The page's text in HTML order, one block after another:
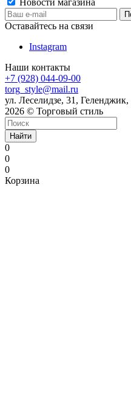
Новости магазина
Оставайтесь на связи
Instagram
Наши контакты
+7 (928) 044-09-00
torg_style@mail.ru
ул. Леселидзе, 31,
2026 © Торговый стиль
Найти
0
0
0
Корзина